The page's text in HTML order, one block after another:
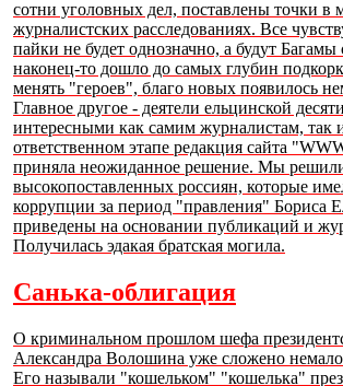
сотни уголовных дел, поставлены точки в
журналистских расследованиях. Все
пайки не будет однозначно, а будут
наконец-то дошло до самых глубин
менять "героев", благо новых появилось
Главное другое - деятели ельцинской
интересными как самим журналистам, так
ответственном этапе редакция сайта
приняла неожиданное решение. Мы
высокопоставленных россиян, которые
коррупции за период "правления" Бориса
приведены на основании публикаций и
Получилась эдакая братская могила.
Санька-облигация
О криминальном прошлом шефа
Александра Волошина уже сложено немало
Его называли "кошельком" "кошелька"